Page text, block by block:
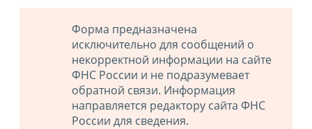
Форма предназначена
исключительно для сообщений о
некорректной информации на сайте
ФНС России и не подразумевает
обратной связи. Информация
направляется редактору сайта ФНС
России для сведения.